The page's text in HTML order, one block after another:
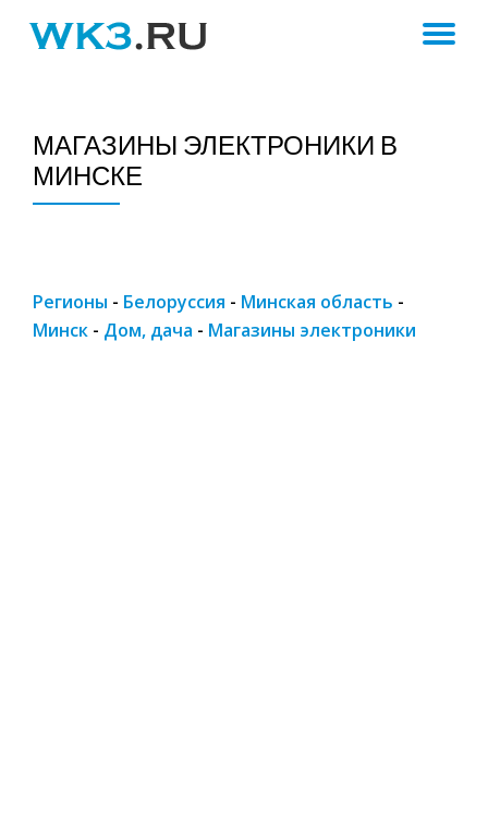
МАГАЗИНЫ ЭЛЕКТРОНИКИ В
МИНСКЕ
Регионы - Белоруссия - Минская область -
Минск - Дом, дача - Магазины электроники